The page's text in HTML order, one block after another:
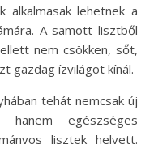
lehetnek a
A samott lisztből
nem csökken, sőt,
gazdag ízvilágot kínál.
tehát nemcsak új
egészséges
lisztek helyett.